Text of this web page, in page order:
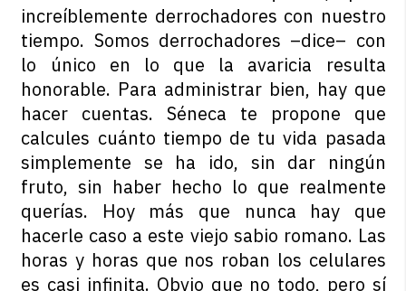
increíblemente derrochadores con nuestro
tiempo. Somos derrochadores –dice– con
lo único en lo que la avaricia resulta
honorable. Para administrar bien, hay que
hacer cuentas. Séneca te propone que
calcules cuánto tiempo de tu vida pasada
simplemente se ha ido, sin dar ningún
fruto, sin haber hecho lo que realmente
querías. Hoy más que nunca hay que
hacerle caso a este viejo sabio romano. Las
horas y horas que nos roban los celulares
es casi infinita. Obvio que no todo, pero sí